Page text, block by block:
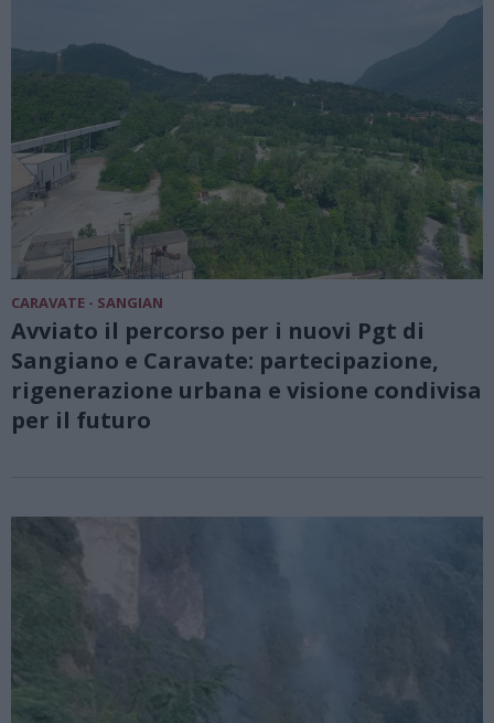
CARAVATE - SANGIAN
Avviato il percorso per i nuovi Pgt di
Sangiano e Caravate: partecipazione,
rigenerazione urbana e visione condivisa
per il futuro